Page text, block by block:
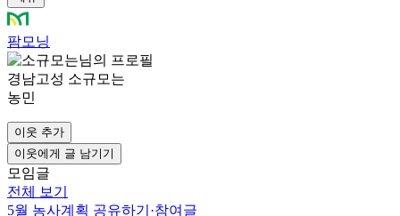
팜모닝
경남고성 소규모는
농민
이웃 추가
이웃에게 글 남기기
모임글
전체 보기
5월 농사계획 공유하기 ·참여글